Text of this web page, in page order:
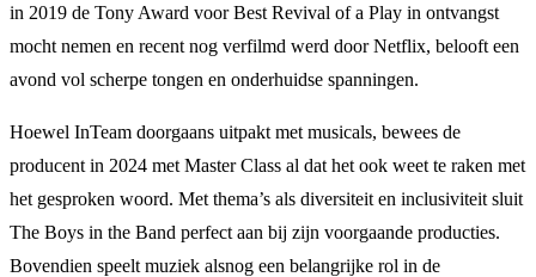
in 2019 de Tony Award voor Best Revival of a Play in ontvangst
mocht nemen en recent nog verfilmd werd door Netflix, belooft een
avond vol scherpe tongen en onderhuidse spanningen.
Hoewel InTeam doorgaans uitpakt met musicals, bewees de
producent in 2024 met Master Class al dat het ook weet te raken met
het gesproken woord. Met thema’s als diversiteit en inclusiviteit sluit
The Boys in the Band perfect aan bij zijn voorgaande producties.
Bovendien speelt muziek alsnog een belangrijke rol in de